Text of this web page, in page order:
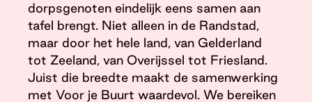
dorpsgenoten eindelijk eens samen aan
tafel brengt. Niet alleen in de Randstad,
maar door het hele land, van Gelderland
tot Zeeland, van Overijssel tot Friesland.
Juist die breedte maakt de samenwerking
met Voor je Buurt waardevol. We bereiken